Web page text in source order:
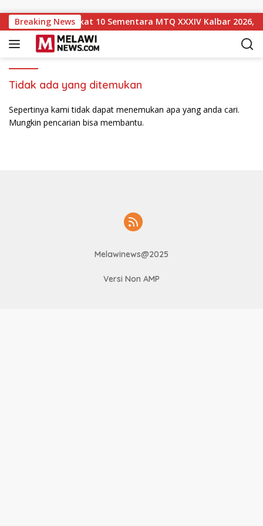
Breaking News
Naik ke Peringkat 10 Sementara MTQ XXXIV Kalbar 2026,
Tidak ada yang ditemukan
Sepertinya kami tidak dapat menemukan apa yang anda cari.
Mungkin pencarian bisa membantu.
Melawinews@2025
Versi Non AMP